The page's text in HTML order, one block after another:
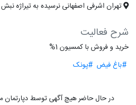
تهران اشرفی اصفهانی نرسیده به تیراژه نبش
شرح فعالیت
خرید و فروش با کمسیون 1%
#باغ فیض #پونک
در حال حاضر هیچ آگهی توسط